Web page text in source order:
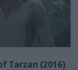
Tarzan (2016)